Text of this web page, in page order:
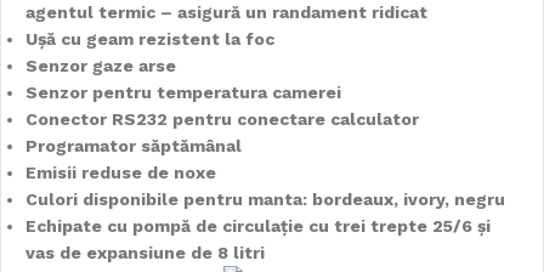
agentul termic – asigură un randament ridicat
Ușă cu geam rezistent la foc
Senzor gaze arse
Senzor pentru temperatura camerei
Conector RS232 pentru conectare calculator
Programator săptămânal
Emisii reduse de noxe
Culori disponibile pentru manta: bordeaux, ivory, negru
Echipate cu pompă de circulație cu trei trepte 25/6 și
vas de expansiune de 8 litri